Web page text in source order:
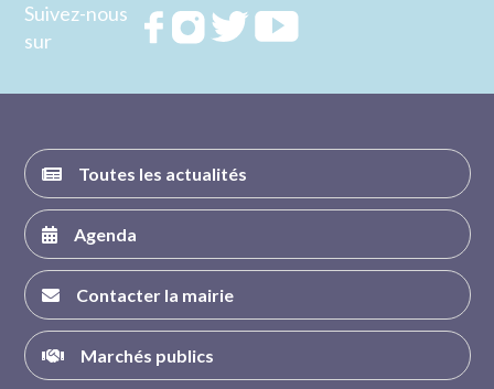
Suivez-nous
sur
RejoignezRejoignezRejoignez
Toutes les actualités
Agenda
Contacter la mairie
Marchés publics